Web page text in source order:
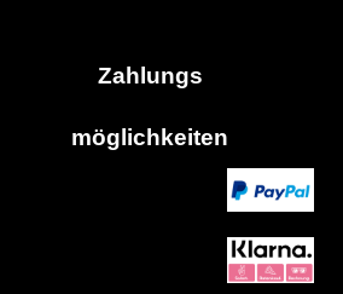
Zahlungs
möglich keiten